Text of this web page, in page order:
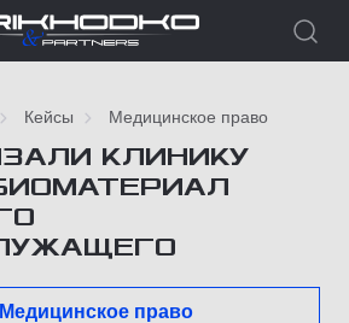
Кейсы Медицинское право
КЛИНИКУ
Медицинское право